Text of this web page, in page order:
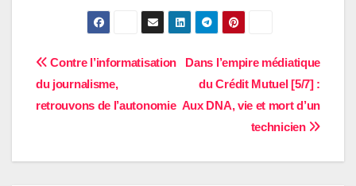
Navigation
de
Dans l’empire médiatique
du Crédit Mutuel [5/7] :
Aux DNA, vie et mort d’un
technicien
Contre l’informatisation
du journalisme,
retrouvons de l’autonomie